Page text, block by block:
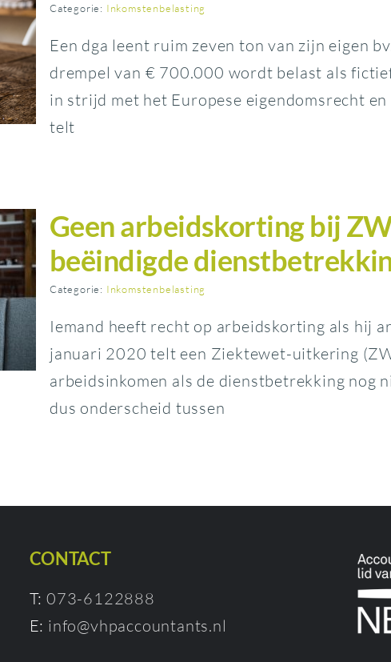
Categorie: Inkomstenbelasting
Een dga leent ruim zeven ton van zijn eigen
drempel van € 700.000 wordt belast als
in strijd met het Europese eigendomsrecht
telt
Geen arbeidskorting bij
beëindigde
Categorie: Inkomstenbelasting
Iemand heeft recht op arbeidskorting als hij
januari 2020 telt een Ziektewet-uitkering
arbeidsinkomen als de dienstbetrekking nog
dus onderscheid tussen
CONTACT
T:073-6122888
E: info@vhpaccountants.nl